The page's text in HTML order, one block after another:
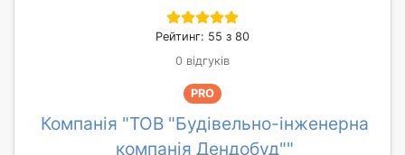
Рейтинг: 55 з 80
0 відгуків
PRO
Компанія "ТОВ "Будівельно-інженерна
компанія Дендобуд""